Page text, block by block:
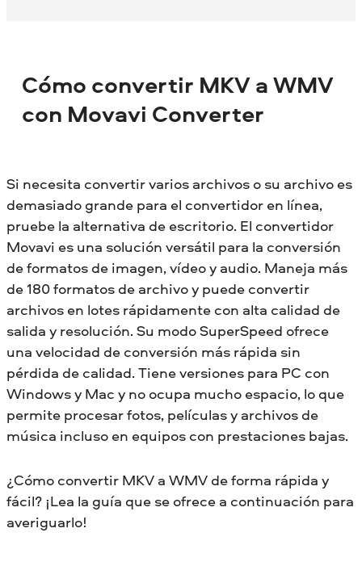
Cómo convertir MKV a WMV
con Movavi Converter
Si necesita convertir varios archivos o su archivo es
demasiado grande para el convertidor en línea,
pruebe la alternativa de escritorio. El convertidor
Movavi es una solución versátil para la conversión
de formatos de imagen, vídeo y audio. Maneja más
de 180 formatos de archivo y puede convertir
archivos en lotes rápidamente con alta calidad de
salida y resolución. Su modo SuperSpeed ofrece
una velocidad de conversión más rápida sin
pérdida de calidad. Tiene versiones para PC con
Windows y Mac y no ocupa mucho espacio, lo que
permite procesar fotos, películas y archivos de
música incluso en equipos con prestaciones bajas.
¿Cómo convertir MKV a WMV de forma rápida y
fácil? ¡Lea la guía que se ofrece a continuación para
averiguarlo!